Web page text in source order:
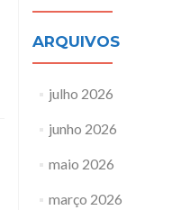
ARQUIVOS
julho 2026
junho 2026
maio 2026
março 2026